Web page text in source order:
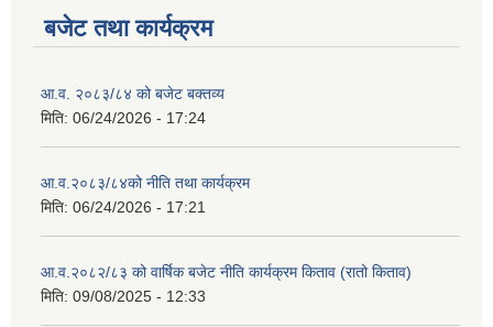
बजेट तथा कार्यक्रम
आ.व. २०८३/८४ को बजेट बक्तव्य
मिति: 06/24/2026 - 17:24
आ.व.२०८३/८४को नीति तथा कार्यक्रम
मिति: 06/24/2026 - 17:21
आ.व.२०८२/८३ को वार्षिक बजेट नीति कार्यक्रम किताव (रातो किताव)
मिति: 09/08/2025 - 12:33